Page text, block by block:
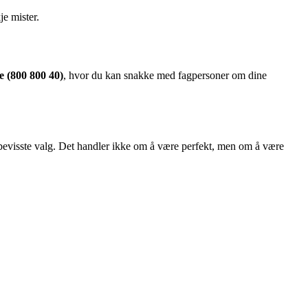
mister.
(800 800 40), hvor du kan snakke med fagpersoner om dine
valg. Det handler ikke om å være perfekt, men om å være